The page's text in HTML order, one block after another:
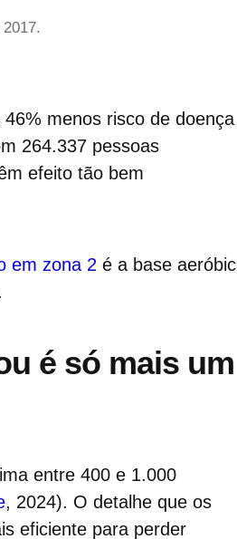
menos risco de doença
264.337 pessoas
efeito tão bem
em zona 2 é a base
é só mais um
entre 400 e 1.000
, 2024). O detalhe que os
eficiente para perder